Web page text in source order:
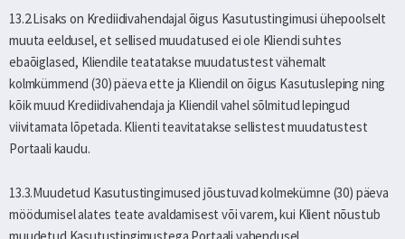
13.2.Lisaks on Krediidivahendajal õigus Kasutustingimusi ühepoolselt
muuta eeldusel, et sellised muudatused ei ole Kliendi suhtes
ebaõiglased, Kliendile teatatakse muudatustest vähemalt
kolmkümmend (30) päeva ette ja Kliendil on õigus Kasutusleping ning
kõik muud Krediidivahendaja ja Kliendil vahel sõlmitud lepingud
viivitamata lõpetada. Klienti teavitatakse sellistest muudatustest
Portaali kaudu.
13.3.Muudetud Kasutustingimused jõustuvad kolmekümne (30) päeva
möödumisel alates teate avaldamisest või varem, kui Klient nõustub